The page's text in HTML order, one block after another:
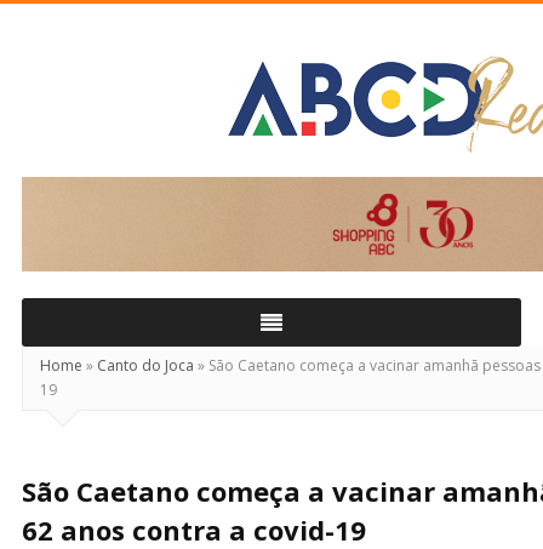
Home » Canto do Joca » São Caetano começa a vacinar amanhã
19
São Caetano começa a vacinar
62 anos contra a covid-19